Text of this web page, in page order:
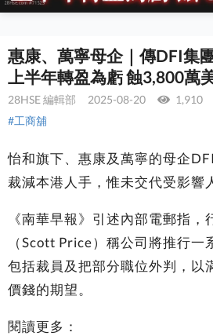
惠康、萬寧母企｜傳DFI集
上半年轉盈為虧 蝕3,800萬
28HSE 編輯部 2025-08-20
1,910
#工商舖
怡和旗下、惠康及萬寧的母企
裁減本港人手，惟未交代受影響
《南華早報》引述內部電郵指，
（Scott Price）稱公司將推行一
包括裁員及把部分職位外判，以
價錢的期望。
閱讀更多：